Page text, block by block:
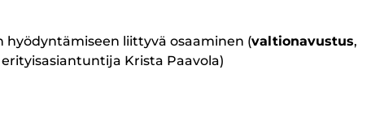
hyödyntämiseen liittyvä osaaminen (valtionavustus,
Krista Paavola)